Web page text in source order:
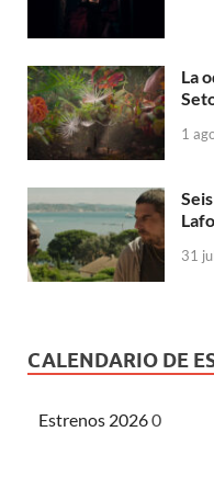
La
1
31
CALENDARIO DE
Estrenos 20260